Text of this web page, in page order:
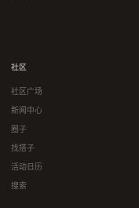
社区
社区广场
新闻中心
圈子
找搭子
活动日历
搜索